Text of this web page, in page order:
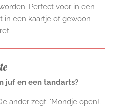
Perfect voor in een
in een kaartje of gewoon
juf en een tandarts?
ander zegt: 'Mondje open!'.